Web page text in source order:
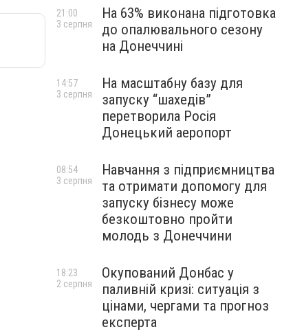
На 63% виконана підготовка
до опалювального сезону
на Донеччині
21:00
3 серпня
На масштабну базу для
запуску “шахедів”
перетворила Росія
Донецький аеропорт
14:57
3 серпня
Навчання з підприємництва
та отримати допомогу для
запуску бізнесу може
безкоштовно пройти
молодь з Донеччини
08:54
3 серпня
Окупований Донбас у
паливній кризі: ситуація з
цінами, чергами та прогноз
експерта
18:23
2 серпня